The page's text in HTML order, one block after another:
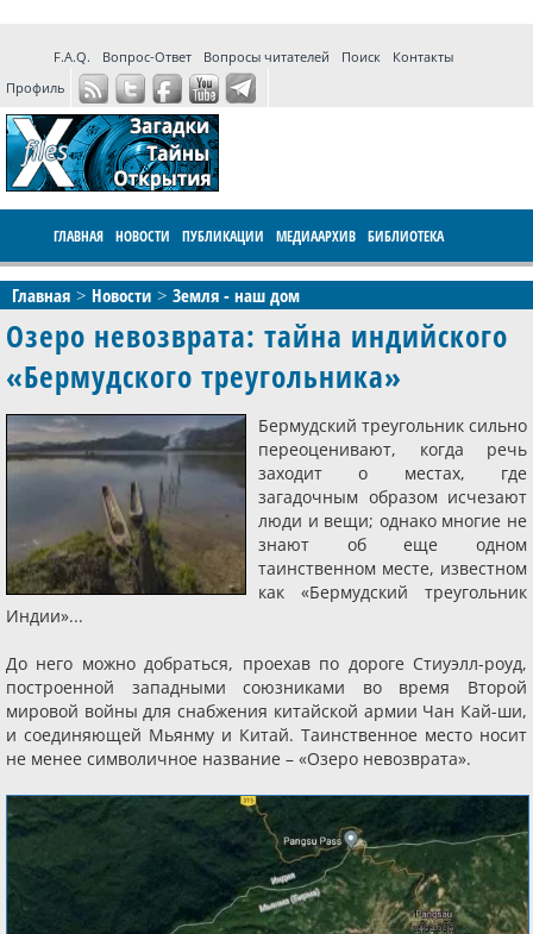
F.A.Q. Вопрос-Ответ Вопросы читателей Поиск
Контакты
Профиль
ГЛАВНАЯ НОВОСТИ ПУБЛИКАЦИИ МЕДИААРХИВ БИБЛИОТЕКА
ПРОГРАММЫ ФОРУМ LIVE
Главная Новости Земля - наш дом
Озеро невозврата: тайна индийского
«Бермудского треугольника»
Бермудский треугольник сильно
переоценивают, когда речь
заходит о местах, где
загадочным образом исчезают
люди и вещи; однако многие не
знают об еще одном
таинственном месте, известном
как «Бермудский треугольник
Индии»...
До него можно добраться, проехав по дороге Стиуэлл-роуд,
построенной западными союзниками во время Второй
мировой войны для снабжения китайской армии Чан Кай-ши,
и соединяющей Мьянму и Китай. Таинственное место носит
не менее символичное название – «Озеро невозврата».